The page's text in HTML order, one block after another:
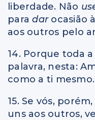
liberdade. Não
paradar ocasião
aos outros pelo
14. Porque toda
palavra, nesta:
como a ti mesmo.
15. Se vós,
uns aos outros,